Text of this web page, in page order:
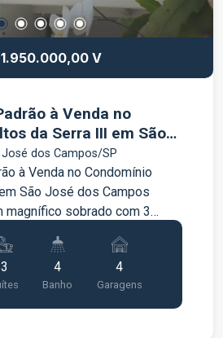
1.950.000,00 V
à Venda no
da Serra III em São
dos Campos/SP
à Venda no Condomínio
São José dos Campos
magnífico sobrado com 3
no exclusivo Condomínio
São José dos Campos.
247m² construídos oferece
de luxo, conforto e
3 4
Banho
4
Garagens